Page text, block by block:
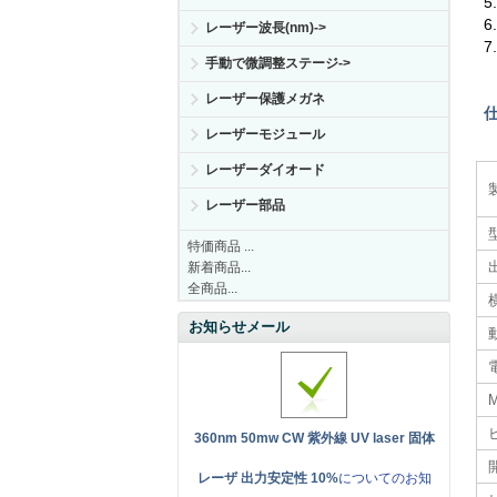
レーザー波長(nm)->
手動で微調整ステージ->
レーザー保護メガネ
レーザーモジュール
レーザーダイオード
レーザー部品
特価商品 ...
新着商品...
全商品...
お知らせメール
360nm 50mw CW 紫外線 UV laser 固体
レーザ 出力安定性 10%についてのお知